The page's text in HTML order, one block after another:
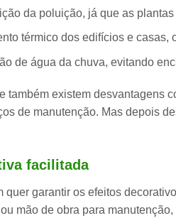
da poluição, já que as
térmicodos edifícios e casas,
de água da chuva, evitando
também existem desvantagens
de manutenção. Mas depois
facilitada
quer garantir os efeitos
mão de obra para